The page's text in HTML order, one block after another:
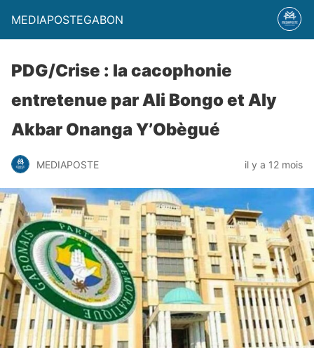
MEDIAPOSTEGABON
PDG/Crise : la cacophonie
entretenue par Ali Bongo et Aly
Akbar Onanga Y’Obègué
MEDIAPOSTE il y a 12 mois